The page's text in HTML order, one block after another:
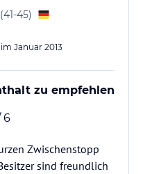
(41-45)
Januar 2013
zu empfehlen
6
Zwischenstopp
sind freundlich